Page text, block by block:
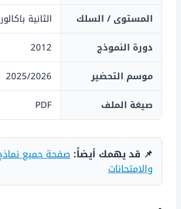
المستوى / السلك
الثانية
دورة النموذج
2012
موسم التحضير
2025/2026
صيغة الملف
PDF
📌 قد يهمك أيضاً:صفحة جميع نماذج
والامتحانات